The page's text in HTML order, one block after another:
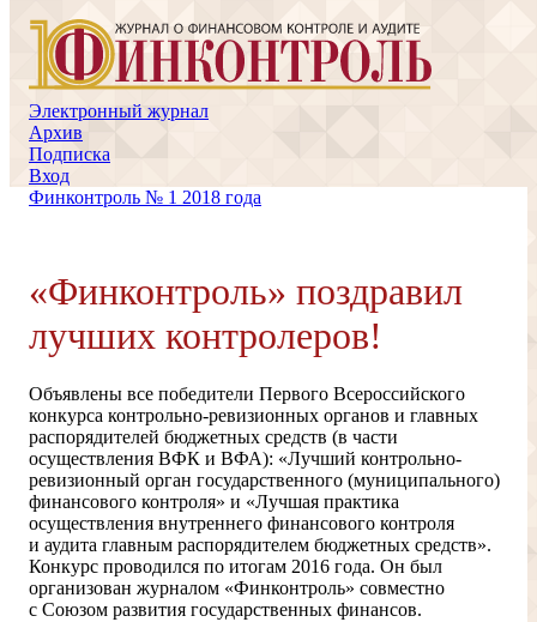
Электронный журнал
Архив
Подписка
Вход
Финконтроль № 1 2018 года
«Финконтроль» поздравил
лучших контролеров!
Объявлены все победители Первого Всероссийского
конкурса контрольно-ревизионных органов и главных
распорядителей бюджетных средств (в части
осуществления ВФК и ВФА): «Лучший контрольно-
ревизионный орган государственного (муниципального)
финансового контроля» и «Лучшая практика
осуществления внутреннего финансового контроля
и аудита главным распорядителем бюджетных средств».
Конкурс проводился по итогам 2016 года. Он был
организован журналом «Финконтроль» совместно
с Союзом развития государственных финансов.